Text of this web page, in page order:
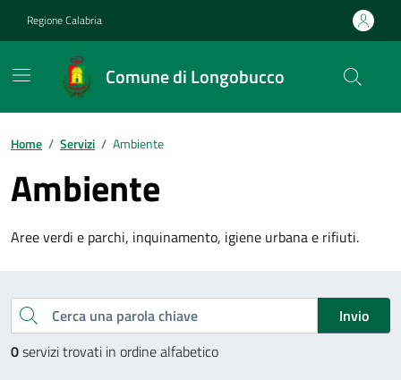
Regione Calabria
Comune di Longobucco
Home / Servizi / Ambiente
Ambiente
Aree verdi e parchi, inquinamento, igiene urbana e rifiuti.
Esplora tutti i servizi
Cerca una parola chiave
Invio
0servizi trovati in ordine alfabetico